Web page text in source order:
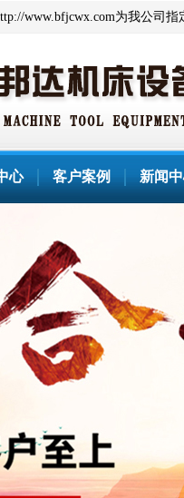
www.bfjcwx.com为我公司
心 客户案例 新闻